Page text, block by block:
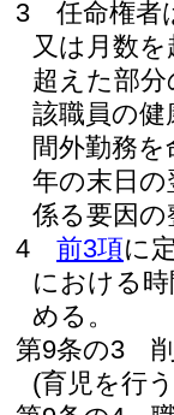
3
任命権者
又は月数
超えた部
該職員の
間外勤務
年の末日
係る要因
4
前3項に
における
める。
第9条の3
(育児を行